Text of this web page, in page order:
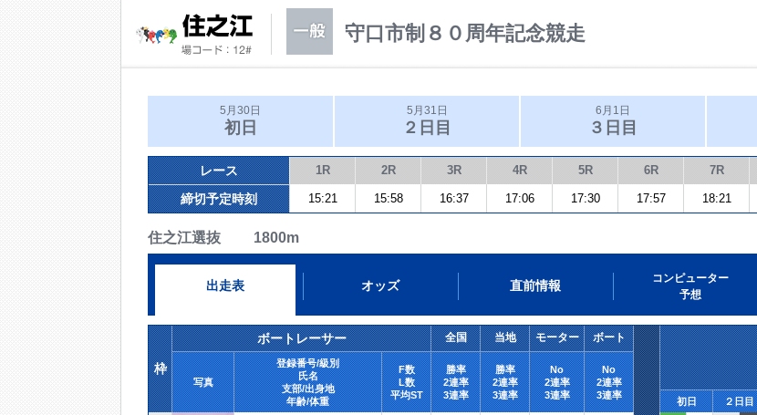
守口市制８０周年記念競走
5月30日
初日
5月31日
２日目
6月1日
３日目
レース 1R 2R 3R 4R 5R 6R 7R
締切予定時刻 15:21 15:58 16:37 17:06 17:30 17:57 18:21
住之江選抜 1800m
出走表 オッズ 直前情報
コンピューター
予想
枠
ボートレーサー 全国 当地 モーター ボート
写真
登録番号/級別
氏名
支部/出身地
年齢/体重
F数
L数
平均ST
勝率
2連率
3連率
勝率
2連率
3連率
No
2連率
3連率
No
2連率
3連率
初日 ２日目